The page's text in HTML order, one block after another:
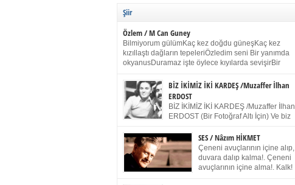
Şiir
Özlem / M Can Guney
Bilmiyorum gülümKaç kez doğdu güneşKaç kez
kızıllaştı dağların tepeleriÖzledim seni Bir yanımda
okyanusDuramaz işte öylece kıyılarda sevişirBir
dururSokulur yalnızlığıma kokun olur Gözlerim bir
buruk gülümsemeDudağımda buğusu
öpüşlerinGeceler boyuÖzledim seni 2004 Haziran
Sydney / Toplumsal Kaynak / Memduh Güney
BİZ İKİMİZ İKİ KARDEŞ /Muzaffer İlhan
ERDOST
BİZ İKİMİZ İKİ KARDEŞ /Muzaffer İlhan
ERDOST (Bir Fotoğraf Altı İçin) Ve biz
Duracağız Fotoğrafımızda durduğumuz gibi Benim
ellerimde kelepçe Yüzümde yapay bir gülüş
(Kelepçeyi yadırgamanın gülüşü belki İlk kez olduğu
için Sonra alıştım Ve unuttum sonra kelepçeyi
SES / Nâzım HİKMET
Çeneni avuçlarının içine alıp,
duvara dalıp kalma!. Çeneni
avuçlarının içine alma!. Kalk!